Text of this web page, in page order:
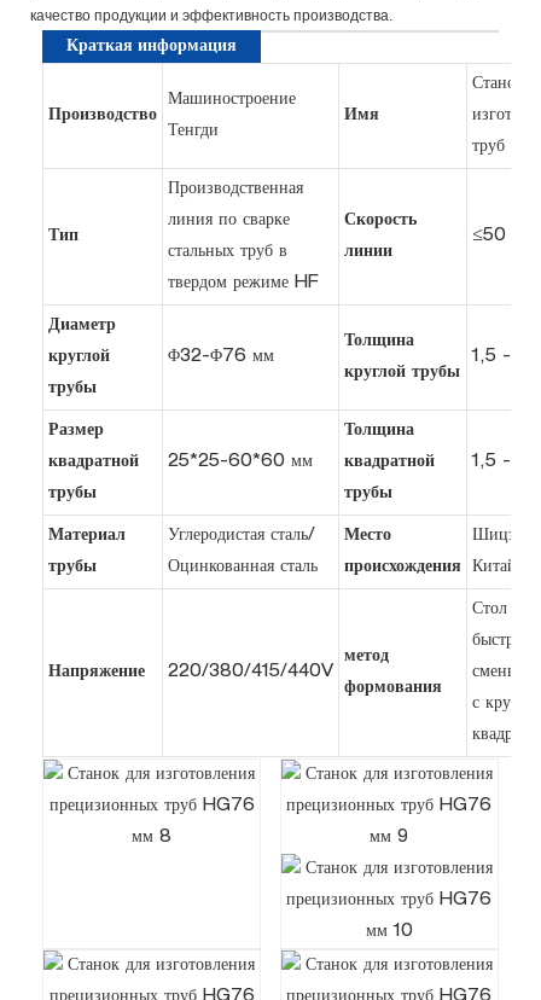
качество продукции и эффективность производства.
Краткая информация
Производство
Машиностроение
Тенгди
Имя
Станок
труб
Тип
Производственная
линия по сварке
стальных труб в
твердом режиме HF
Скорость
линии
≤50 м/
Диаметр
круглой
трубы
Φ32-Φ76 мм
Толщина
круглой трубы
1,5 -
Размер
квадратной
трубы
25*25-60*60 мм
Толщина
квадратной
трубы
1,5 -
Материал
трубы
Углеродистая сталь/
Оцинкованная сталь
Место
происхождения
Китай
Напряжение 220/380/415/440V
метод
формования
Стол для
быстрой
смены
с